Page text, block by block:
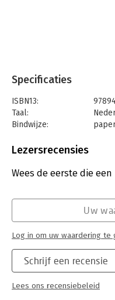
Specificaties
ISBN13:
Taal:
Bindwijze:
Uitgever:
Verschijningsdatum:
30-
Serie:
Lezersrecensies
Wees de eerste die
Schrijf een recensie
Lees ons recensiebeleid
Uw
Log in om uw waardering te